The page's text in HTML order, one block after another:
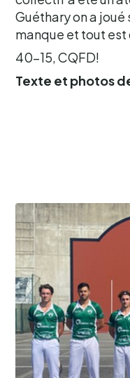
Guéthary on a joué
manque et tout
40-15, CQFD!
Texte et photos